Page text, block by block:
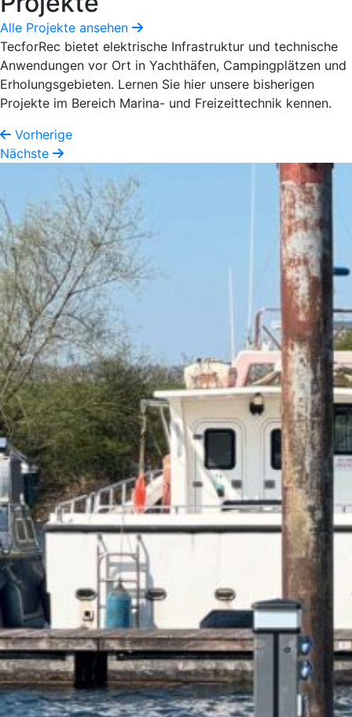
Alle Projekte ansehen
TecforRec bietet elektrische Infrastruktur und technische
Anwendungen vor Ort in Yachthäfen, Campingplätzen und
Erholungsgebieten. Lernen Sie hier unsere bisherigen
Projekte im Bereich Marina- und Freizeittechnik kennen.
Vorherige
Nächste